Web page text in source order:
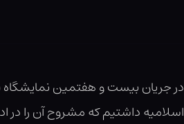
اسلامیه داشتیم که مشروح آن را در